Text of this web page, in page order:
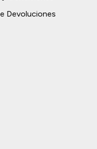
Devoluciones